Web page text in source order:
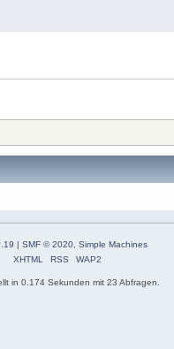
SMF © 2020, Simple Machines
XHTML
RSS WAP2
in 0.174 Sekunden mit 23 Abfragen.